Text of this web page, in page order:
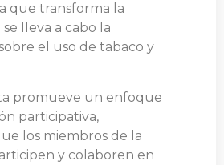
que transforma la
lleva a cabo la
el uso de tabaco y
promueve un enfoque
participativa,
los miembros de la
y colaboren en